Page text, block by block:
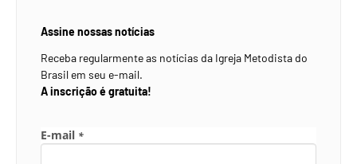
Assine nossas notícias
Receba regularmente as notícias da Igreja Metodista do
Brasil em seu e-mail.
A inscrição é gratuita!